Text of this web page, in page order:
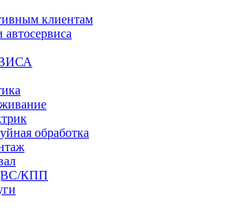
клиентам
обработка
КПП